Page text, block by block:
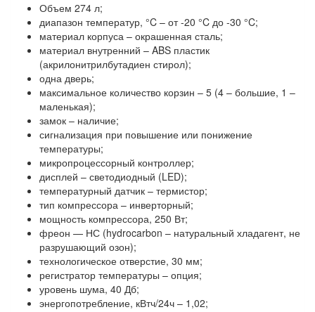
Объем 274 л;
диапазон температур, °C – от -20 °C до -30 °C;
материал корпуса – окрашенная сталь;
материал внутренний – ABS пластик
(акрилонитрилбутадиен стирол);
одна дверь;
максимальное количество корзин – 5 (4 – большие, 1 –
маленькая);
замок – наличие;
сигнализация при повышение или понижение
температуры;
микропроцессорный контроллер;
дисплей – светодиодный (LED);
температурный датчик – термистор;
тип компрессора – инверторный;
мощность компрессора, 250 Вт;
фреон — НС (hydrocarbon – натуральный хладагент, не
разрушающий озон);
технологическое отверстие, 30 мм;
регистратор температуры – опция;
уровень шума, 40 Дб;
энергопотребление, кВтч/24ч – 1,02;